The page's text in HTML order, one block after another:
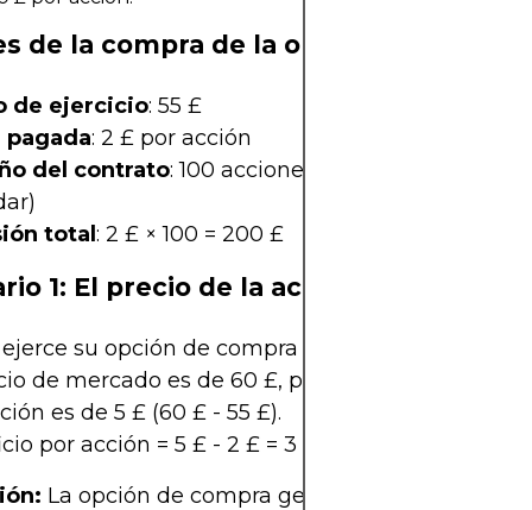
de la compra de la opción de compra
de ejercicio: 55 £
pagada: 2 £ por acción
del contrato: 100 acciones (típico para
total : 2 £ × 100 = 200 £
1: El precio de la acción sube a 60 £
su opción de compra para comprar
de mercado es de 60 £, por lo que su valor
es de 5 £ (60 £ - 55 £).
por acción = 5 £ - 2 £ = 3 £, o 300 £ en total (3
La opción de compra genera un beneficio